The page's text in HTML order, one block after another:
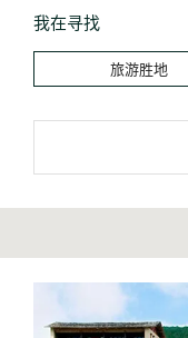
我在寻找
旅游胜地